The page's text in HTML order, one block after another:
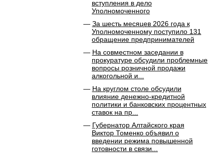
вступления в дело
Уполномоченного
За шесть месяцев 2026 года к
Уполномоченному поступило 131
обращение предпринимателей
На совместном заседании в
прокуратуре обсудили проблемные
вопросы розничной продажи
алкогольной и...
На круглом столе обсудили
влияние денежно-кредитной
политики и банковских процентных
ставок на пр...
Губернатор Алтайского края
Виктор Томенко объявил о
введении режима повышенной
готовности в связи...